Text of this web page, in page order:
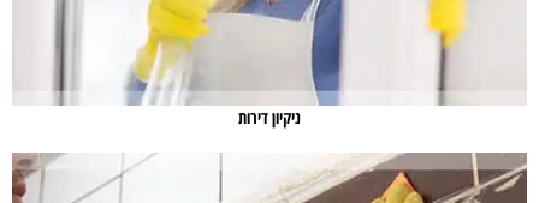
ניקיון דירות